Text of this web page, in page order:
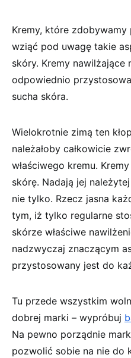
Kremy, które
wziąć pod uwagę takie
skóry. Kremy
odpowiednio
sucha skóra.
Wielokrotnie zimą ten
należałoby całkowicie
właściwego kremu.
skórę. Nadają jej
nie tylko. Rzecz jasna
tym, iż tylko regularne
skórze właściwe
nadzwyczaj znaczącym
przystosowany jest do
Tu przede wszystkim
dobrej marki – wypróbuj
Na pewno porządnie
pozwolić sobie na nie do